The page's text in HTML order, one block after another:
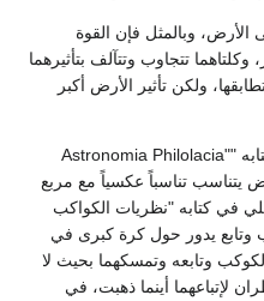
الأرض، وبالمثل فإن القوة
تتجاوب وتتآلف بتأثيرهما
ولكن تأثير الأرض أكبر
وكان اسماعيلس بوريار قد قر في كتابه "Astronomia Philolacia"
يتناسب تناسباً عكسياً مع مربع
في كتابه "نظريات الكواكب
يدور حول كرة كبرى في
وتابعه وتمسكهما بحيث لا
لإتباعهما أينما ذهبت، في